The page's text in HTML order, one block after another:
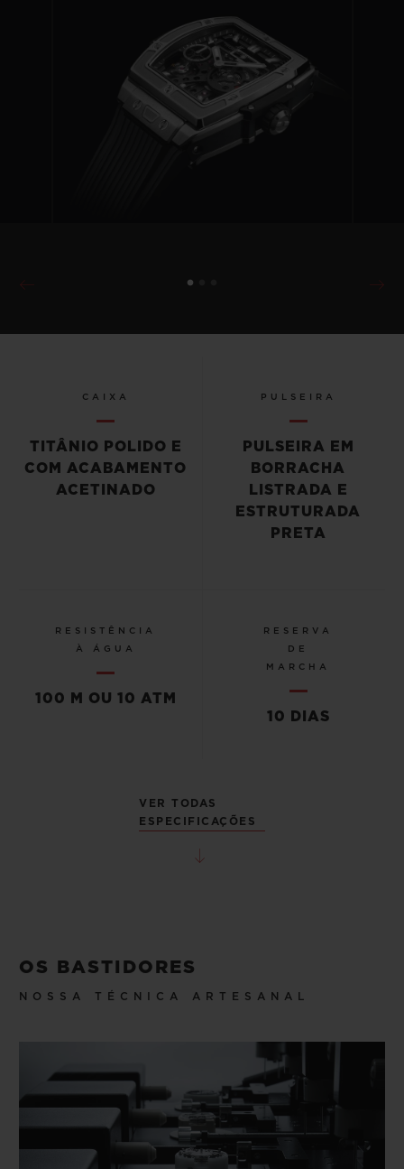
CAIXA
TITÂNIO POLIDO E
COM ACABAMENTO
ACETINADO
PULSEIRA
PULSEIRA EM
BORRACHA
LISTRADA E
ESTRUTURADA
PRETA
RESISTÊNCIA
À ÁGUA
100 M OU 10 ATM
RESERVA
DE
MARCHA
10 DIAS
VER TODAS
ESPECIFICAÇÕES
OS BASTIDORES
NOSSA TÉCNICA ARTESANAL